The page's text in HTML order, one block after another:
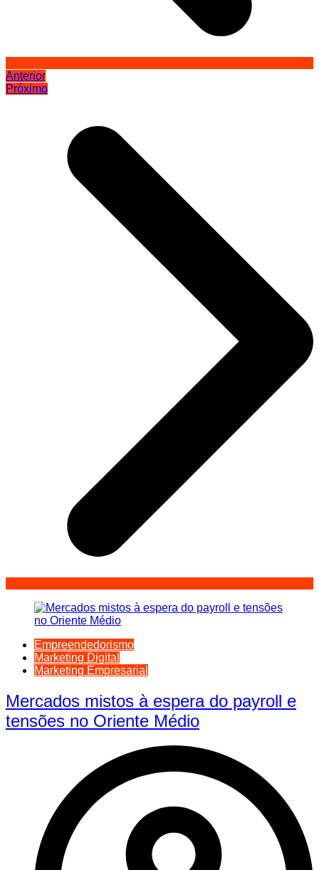
Anterior
Próximo
Empreendedorismo
Marketing Digital
Marketing Empresarial
Mercados mistos à espera do payroll e
tensões no Oriente Médio